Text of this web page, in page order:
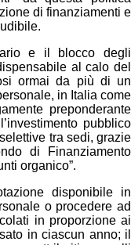
di finanziamenti e
e il blocco degli
al calo del
ormai da più di un
in Italia come
preponderante
pubblico
tra sedi, grazie
di Finanziamento
organico”.
disponibile in
o procedere ad
in proporzione ai
in ciascun anno; il